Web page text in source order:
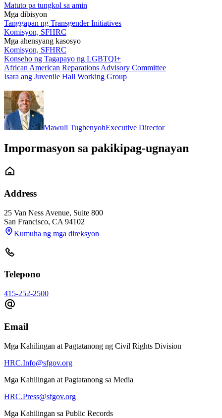
Matuto pa tungkol sa amin
Mga dibisyon
Tanggapan ng Transgender Initiatives
Komisyon, SFHRC
Mga ahensyang kasosyo
Komisyon, SFHRC
Konseho ng Tagapayo ng LGBTQI+
African American Reparations Advisory Committee
Isara ang Juvenile Hall Working Group
Mawuli TugbenyohExecutive Director
Impormasyon sa pakikipag-ugnayan
Address
25 Van Ness Avenue, Suite 800
San Francisco, CA 94102
Kumuha ng mga direksyon
Telepono
415-252-2500
Email
Mga Kahilingan at Pagtatanong ng Civil Rights Division
HRC.Info@sfgov.org
Mga Kahilingan at Pagtatanong sa Media
HRC.Press@sfgov.org
Mga Kahilingan sa Public Records